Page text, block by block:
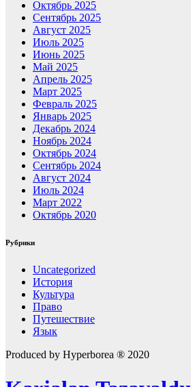
Октябрь 2025
Сентябрь 2025
Август 2025
Июль 2025
Июнь 2025
Май 2025
Апрель 2025
Март 2025
Февраль 2025
Январь 2025
Декабрь 2024
Ноябрь 2024
Октябрь 2024
Сентябрь 2024
Август 2024
Июль 2024
Март 2022
Октябрь 2020
Рубрики
Uncategorized
История
Культура
Право
Путешествие
Язык
Produced by Hyperborea ® 2020